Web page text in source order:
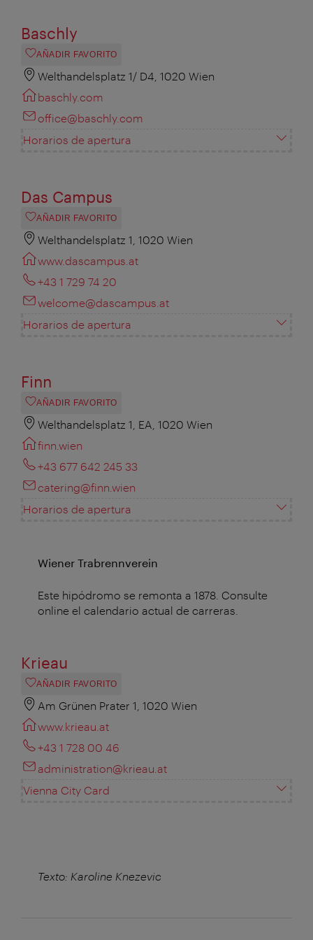
Baschly
AÑADIR FAVORITO
Welthandelsplatz 1/ D4, 1020 Wien
baschly.com
office@baschly.com
Horarios de apertura
Das Campus
AÑADIR FAVORITO
Welthandelsplatz 1, 1020 Wien
www.dascampus.at
+43 1 729 74 20
welcome@dascampus.at
Horarios de apertura
Finn
AÑADIR FAVORITO
Welthandelsplatz 1, EA, 1020 Wien
finn.wien
+43 677 642 245 33
catering@finn.wien
Horarios de apertura
Wiener Trabrennverein
Este hipódromo se remonta a 1878. Consulte
online el calendario actual de carreras.
Krieau
AÑADIR FAVORITO
Am Grünen Prater 1, 1020 Wien
www.krieau.at
+43 1 728 00 46
administration@krieau.at
Vienna City Card
Texto: Karoline Knezevic